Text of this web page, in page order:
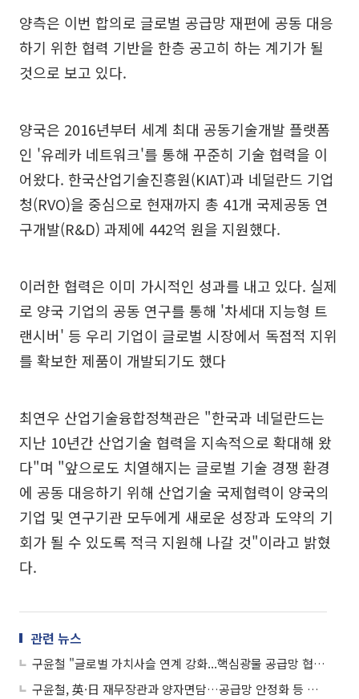
양측은 이번 합의로 글로벌 공급망 재편에 공동 대응
하기 위한 협력 기반을 한층 공고히 하는 계기가 될
것으로 보고 있다.
양국은 2016년부터 세계 최대 공동기술개발 플랫폼
인 '유레카 네트워크'를 통해 꾸준히 기술 협력을 이
어왔다. 한국산업기술진흥원(KIAT)과 네덜란드 기업
청(RVO)을 중심으로 현재까지 총 41개 국제공동 연
구개발(R&D) 과제에 442억 원을 지원했다.
이러한 협력은 이미 가시적인 성과를 내고 있다. 실제
로 양국 기업의 공동 연구를 통해 '차세대 지능형 트
랜시버' 등 우리 기업이 글로벌 시장에서 독점적 지위
를 확보한 제품이 개발되기도 했다
최연우 산업기술융합정책관은 "한국과 네덜란드는
지난 10년간 산업기술 협력을 지속적으로 확대해 왔
다"며 "앞으로도 치열해지는 글로벌 기술 경쟁 환경
에 공동 대응하기 위해 산업기술 국제협력이 양국의
기업 및 연구기관 모두에게 새로운 성장과 도약의 기
회가 될 수 있도록 적극 지원해 나갈 것"이라고 밝혔
다.
관련 뉴스
구윤철 "글로벌 가치사슬 연계 강화...핵심광물 공급망 협력 촉구"
구윤철, 英·日 재무장관과 양자면담…공급망 안정화 등 논의